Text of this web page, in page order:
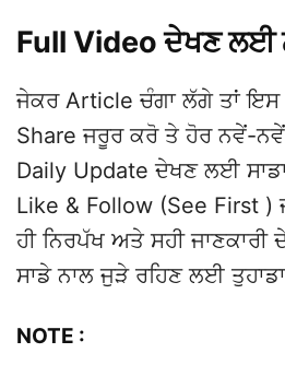
Full Video ਦੇਖਣ ਲਈ
ਜੇਕਰ Article ਚੰਗਾ ਲੱਗੇ ਤਾਂ
Share ਜਰੂਰ ਕਰੋ ਤੇ ਹੋਰ ਨਵੇਂ-ਨਵੇਂ
Daily Update ਦੇਖਣ ਲਈ
Like & Follow (See First )
ਹੀ ਨਿਰਪੱਖ ਅਤੇ ਸਹੀ ਜਾਣਕਾਰੀ
ਸਾਡੇ ਨਾਲ ਜੁੜੇ ਰਹਿਣ ਲਈ
NOTE :